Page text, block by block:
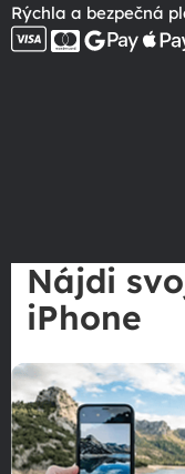
Rýchla a bezpečná
Nájdi
iPhone